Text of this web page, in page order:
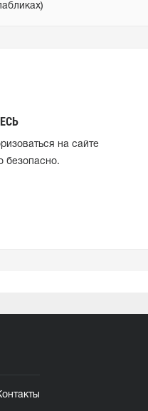
на сайте
безопасно.